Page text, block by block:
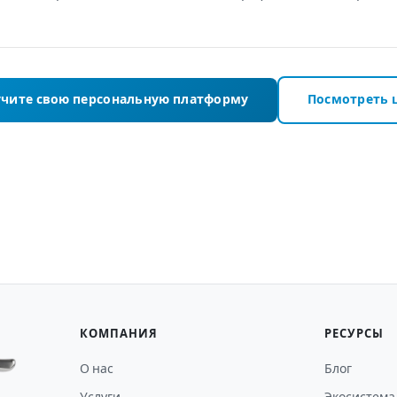
свою персональную платформу Посмотреть
КОМПАНИЯ
О нас
РЕСУРСЫ
Блог